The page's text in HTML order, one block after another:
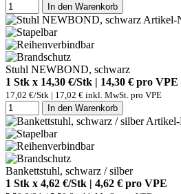
In den Warenkorb
Artikel-
Stuhl NEWBOND, schwarz
1 Stk x 14,30 €/Stk | 14,30 € pro VPE
17,02 €/Stk | 17,02 € inkl. MwSt. pro VPE
In den Warenkorb
Bankettstuhl, schwarz / silber
1 Stk x 4,62 €/Stk | 4,62 € pro VPE